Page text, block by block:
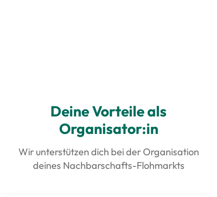
Deine Vorteile als
Organisator:in
Wir unterstützen dich bei der Organisation
deines Nachbarschafts-Flohmarkts